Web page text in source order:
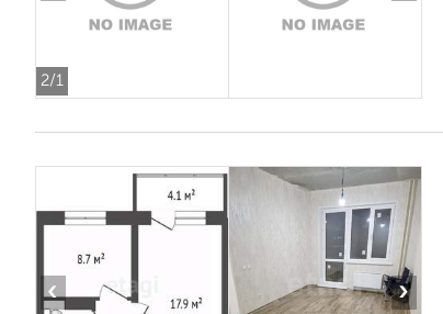
2/1
‹ ›